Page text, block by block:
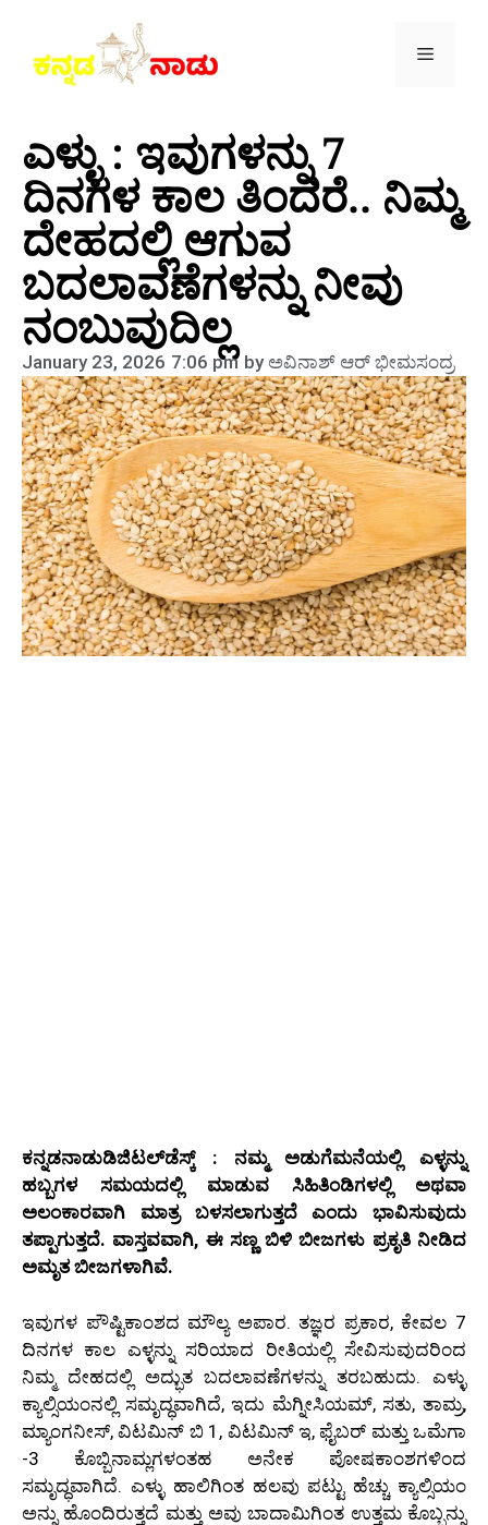
ಎಳ್ಳು : ಇವುಗಳನ್ನು 7
ದಿನಗಳ ಕಾಲ ತಿಂದರೆ.. ನಿಮ್ಮ
ದೇಹದಲ್ಲಿ ಆಗುವ
ಬದಲಾವಣೆಗಳನ್ನು ನೀವು
ನಂಬುವುದಿಲ್ಲ
January 23, 2026 7:06 pm byಅವಿನಾಶ್‌ ಆರ್‌ ಭೀಮಸಂದ್ರ
ಕನ್ನಡನಾಡುಡಿಜಿಟಲ್‌ಡೆಸ್ಕ್‌ : ನಮ್ಮ ಅಡುಗೆಮನೆಯಲ್ಲಿ ಎಳ್ಳನ್ನು
ಹಬ್ಬಗಳ ಸಮಯದಲ್ಲಿ ಮಾಡುವ ಸಿಹಿತಿಂಡಿಗಳಲ್ಲಿ ಅಥವಾ
ಅಲಂಕಾರವಾಗಿ ಮಾತ್ರ ಬಳಸಲಾಗುತ್ತದೆ ಎಂದು ಭಾವಿಸುವುದು
ತಪ್ಪಾಗುತ್ತದೆ. ವಾಸ್ತವವಾಗಿ, ಈ ಸಣ್ಣ ಬಿಳಿ ಬೀಜಗಳು ಪ್ರಕೃತಿ ನೀಡಿದ
ಅಮೃತ ಬೀಜಗಳಾಗಿವೆ.
ಇವುಗಳ ಪೌಷ್ಟಿಕಾಂಶದ ಮೌಲ್ಯ ಅಪಾರ. ತಜ್ಞರ ಪ್ರಕಾರ, ಕೇವಲ 7
ದಿನಗಳ ಕಾಲ ಎಳ್ಳನ್ನು ಸರಿಯಾದ ರೀತಿಯಲ್ಲಿ ಸೇವಿಸುವುದರಿಂದ
ನಿಮ್ಮ ದೇಹದಲ್ಲಿ ಅದ್ಭುತ ಬದಲಾವಣೆಗಳನ್ನು ತರಬಹುದು. ಎಳ್ಳು
ಕ್ಯಾಲ್ಸಿಯಂನಲ್ಲಿ ಸಮೃದ್ಧವಾಗಿದೆ, ಇದು ಮೆಗ್ನೀಸಿಯಮ್, ಸತು, ತಾಮ್ರ,
ಮ್ಯಾಂಗನೀಸ್, ವಿಟಮಿನ್ ಬಿ 1, ವಿಟಮಿನ್ ಇ, ಫೈಬರ್ ಮತ್ತು ಒಮೆಗಾ
-3 ಕೊಬ್ಬಿನಾಮ್ಲಗಳಂತಹ ಅನೇಕ ಪೋಷಕಾಂಶಗಳಿಂದ
ಸಮೃದ್ಧವಾಗಿದೆ. ಎಳ್ಳು ಹಾಲಿಗಿಂತ ಹಲವು ಪಟ್ಟು ಹೆಚ್ಚು ಕ್ಯಾಲ್ಸಿಯಂ
ಅನ್ನು ಹೊಂದಿರುತ್ತದೆ ಮತ್ತು ಅವು ಬಾದಾಮಿಗಿಂತ ಉತ್ತಮ ಕೊಬ್ಬನ್ನು